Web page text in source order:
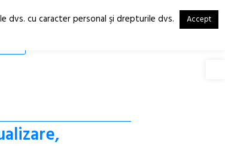
RO
EN
dvs. cu caracter personal şi drepturile dvs. Accept